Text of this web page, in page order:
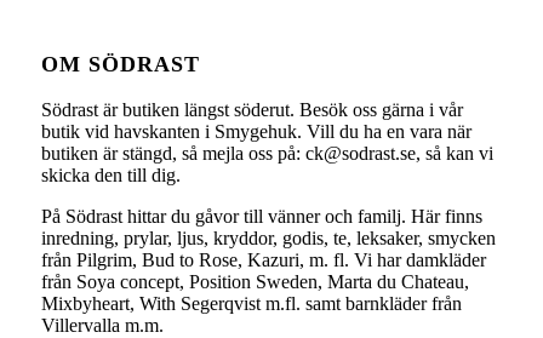
OM SÖDRAST
Södrast är butiken längst söderut. Besök oss gärna i vår
butik vid havskanten i Smygehuk. Vill du ha en vara när
butiken är stängd, så mejla oss på: ck@sodrast.se, så kan vi
skicka den till dig.
På Södrast hittar du gåvor till vänner och familj. Här finns
inredning, prylar, ljus, kryddor, godis, te, leksaker, smycken
från Pilgrim, Bud to Rose, Kazuri, m. fl. Vi har damkläder
från Soya concept, Position Sweden, Marta du Chateau,
Mixbyheart, With Segerqvist m.fl. samt barnkläder från
Villervalla m.m.